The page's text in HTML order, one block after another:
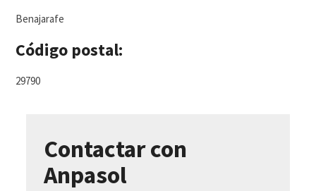
Benajarafe
Código postal:
29790
Contactar con
Anpasol